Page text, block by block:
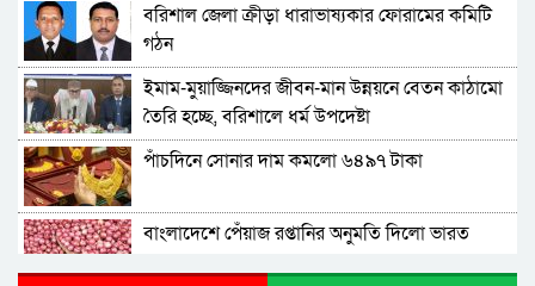
বরিশাল জেলা ক্রীড়া ধারাভাষ্যকার ফোরামের কমিটি
গঠন
ইমাম-মুয়াজ্জিনদের জীবন-মান উন্নয়নে বেতন কাঠামো
তৈরি হচ্ছে, বরিশালে ধর্ম উপদেষ্টা
পাঁচদিনে সোনার দাম কমলো ৬৪৯৭ টাকা
বাংলাদেশে পেঁয়াজ রপ্তানির অনুমতি দিলো ভারত